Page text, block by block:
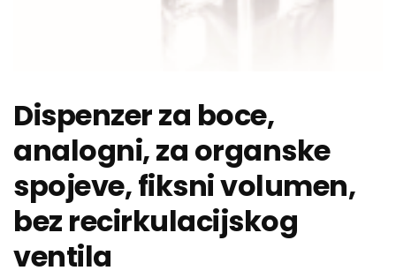
Dispenzer za boce,
analogni, za organske
spojeve, fiksni volumen,
bez recirkulacijskog
ventila